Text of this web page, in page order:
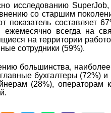
исследованию
со старшим
показатель составляет
ежемесячно всегда на
на территории
сотрудники (59%).
большинства,
бухгалтеры (72%)
(28%), операторам